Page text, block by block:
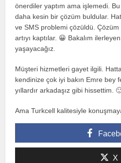
önerdiler yaptım ama işlemedi.
daha kesin bir çözüm buldular.
ve SMS problemi çözüldü. Çözüm
artıyı kaptılar. 😀 Bakalım
yaşayacağız.
Müşteri hizmetleri gayet ilgili.
kendinize çok iyi bakın Emre bey
yıllardır arkadaşız gibi hissettim.
Ama Turkcell kalitesiyle
X